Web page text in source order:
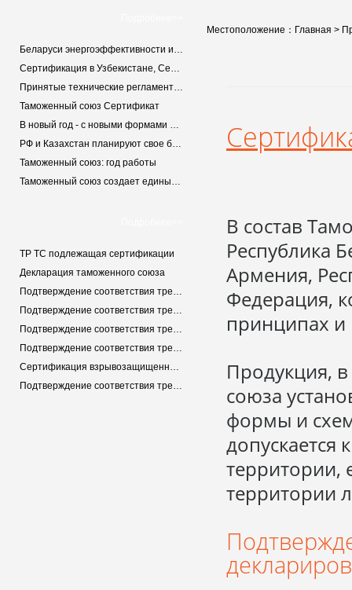
Беларуси энергоэффективности и энергомаркировки
Сертификация в Узбекистане, Сертификат соответствия и Декларация соответствия, сертификация Узбекистана, сертификат Узбекистана, сертификат ГОСТ-УЗ, UZ-сертификат
Принятые технические регламенты ТС (ЕАЭС)
Таможенный союз Сертификат
В новый год - с новыми формами деклараций
РФ и Казахстан планируют свое будущее в ТС
Таможенный союз: год работы
Таможенный союз создает единые ГОСТы
ТР ТС подлежащая сертификации
Декларация таможенного союза
Подтверждение соответствия требованием Технического регламента Таможенного союза «О безопасности оборудования, работающего под избыточным давлением»
Подтверждение соответствия требованием Технического регламента Таможенного союза «Электромагнитная совместимость технических средств»
Подтверждение соответствия требованием Технического регламента Таможенного союза «О безопасности низковольтного оборудования»
Подтверждение соответствия требованием Технического регламента Таможенного союза «О безопасности аппаратов, работающих на газообразном топливе»
Сертификация взрывозащищенного оборудования (сертификация ТР ТС 012/2011)
Подтверждение соответствия требованием Технического регламента Таможенного союза ТР ТС 010/2011 «О безопасности машин и оборудования»
Местоположение： Главная >
В состав
Республика
Армения,
Федерация,
принципах и
Продукция,
союза
формы и
территории,
территории